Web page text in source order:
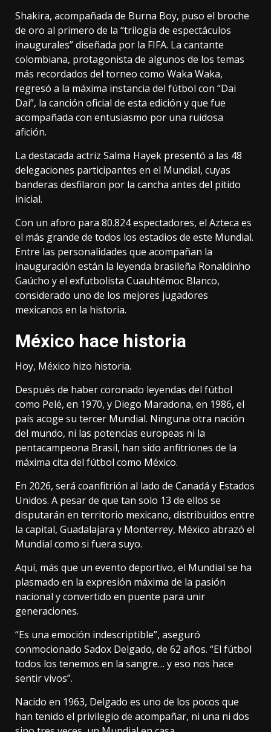
Shakira, acompañada de Burna Boy, puso el broche
de oro al primero de la “trilogía de espectáculos
inaugurales” diseñada por la FIFA. La cantante
colombiana, protagonista de algunos de los temas
más recordados del torneo como Waka Waka,
regresó a la máxima instancia del fútbol con “Dai
Dai”, la canción oficial de esta edición y que fue
acompañada con entusiasmo por una ruidosa
afición.
La destacada actriz Salma Hayek presentó a las 48
delegaciones participantes en el Mundial, cuyas
banderas desfilaron por la cancha antes del pitido
inicial.
Con un aforo para 80.824 espectadores, el Azteca es
el más grande de todos los estadios de este Mundial.
Entre las personalidades que acompañan la
inauguración están la leyenda brasileña Ronaldinho
Gaúcho y el exfutbolista Cuauhtémoc Blanco,
considerado uno de los mejores jugadores
mexicanos en la historia.
México hace historia
Hoy, México hizo historia.
Después de haber coronado leyendas del fútbol
como Pelé, en 1970, y Diego Maradona, en 1986, el
país acoge su tercer Mundial. Ninguna otra nación
del mundo, ni las potencias europeas ni la
pentacampeona Brasil, han sido anfitriones de la
máxima cita del fútbol como México.
En 2026, será coanfitrión al lado de Canadá y Estados
Unidos. A pesar de que tan solo 13 de ellos se
disputarán en territorio mexicano, distribuidos entre
la capital, Guadalajara y Monterrey, México abrazó el
Mundial como si fuera suyo.
Aquí, más que un evento deportivo, el Mundial se ha
plasmado en la expresión máxima de la pasión
nacional y convertido en puente para unir
generaciones.
“Es una emoción indescriptible”, aseguró
conmocionado Sadox Delgado, de 62 años. “El fútbol
todos los tenemos en la sangre… y eso nos hace
sentir vivos”.
Nacido en 1963, Delgado es uno de los pocos que
han tenido el privilegio de acompañar, ni una ni dos